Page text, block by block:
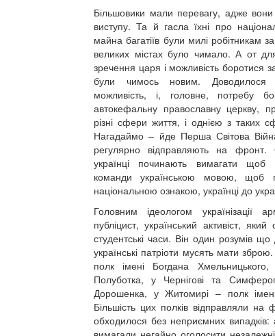
Більшовики мали перевагу, адже
виступу. Та й гасла їхні про
майна багатіїв були милі робітникам
великих містах було чимало. А от
зречення царя і можливість боротися
були чимось новим. Доводилося
можливість, і, головне, потребу
автокефальну православну церкву,
різні сфери життя, і однією з таких
Нагадаймо – йде Перша Світова
регулярно відправляють на
українці починають вимагати щоб
команди українською мовою, щоб
національною ознакою, українці до
Головним ідеологом
публіцист, український активіст,
студентські часи. Він один розумів
українські патріоти мусять мати
полк імені Богдана
Полуботка, у Чернігові та
Дорошенка, у Житомирі – полк
Більшість цих полків відправляли
обходилося без неприємних випадків: